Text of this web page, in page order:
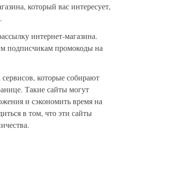
который вас интересует,
интернет-магазина.
подписчикам промокоды на
которые собирают
Такие сайты могут
и сэкономить время на
в том, что эти сайты